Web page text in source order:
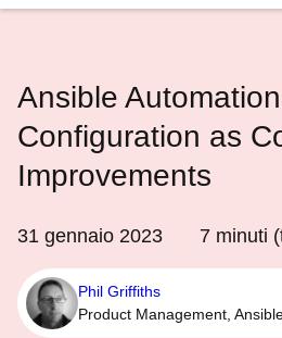
Ansible
Configuration as
Improvements
31 gennaio 2023 7 minuti
Phil Griffiths
Product Management,